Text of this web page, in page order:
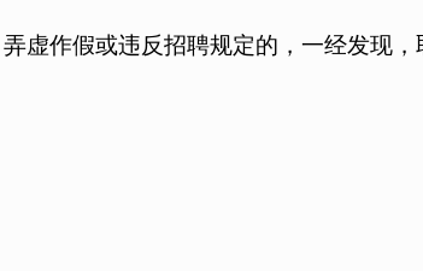
虚作假或违反招聘规定的，一经发现，